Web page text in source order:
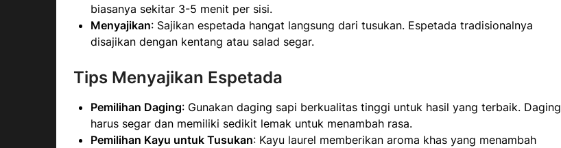
biasanya sekitar 3-5 menit per sisi.
Menyajikan: Sajikan espetada hangat langsung dari tusukan. Espetada tradisionalnya
disajikan dengan kentang atau salad segar.
Tips Menyajikan Espetada
Pemilihan Daging: Gunakan daging sapi berkualitas tinggi untuk hasil yang terbaik. Daging
harus segar dan memiliki sedikit lemak untuk menambah rasa.
Pemilihan Kayu untuk Tusukan: Kayu laurel memberikan aroma khas yang menambah